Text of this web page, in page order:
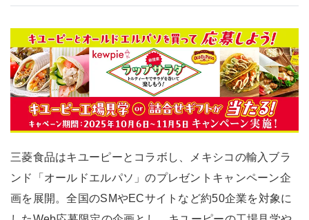
三菱食品はキユーピーとコラボし、メキシコの輸入ブラ
ンド「オールドエルパソ」のプレゼントキャンペーン企
画を展開。全国のSMやECサイトなど約50企業を対象に